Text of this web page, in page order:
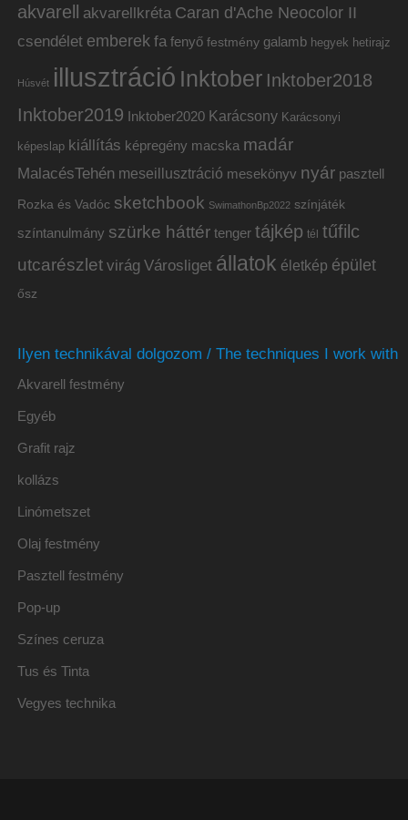
akvarell akvarellkréta Caran d'Ache Neocolor II
csendélet emberek fa fenyő festmény galamb hegyek hetirajz
Húsvét illusztráció Inktober Inktober2018
Inktober2019 Inktober2020 Karácsony Karácsonyi
képeslap kiállítás képregény macska madár
MalacésTehén meseillusztráció mesekönyv nyár pasztell
Rozka és Vadóc sketchbook SwimathonBp2022 színjáték
színtanulmány szürke háttér tenger tájkép tél tűfilc
utcarészlet virág Városliget állatok életkép épület
ősz
Ilyen technikával dolgozom / The techniques I work with
Akvarell festmény
Egyéb
Grafit rajz
kollázs
Linómetszet
Olaj festmény
Pasztell festmény
Pop-up
Színes ceruza
Tus és Tinta
Vegyes technika